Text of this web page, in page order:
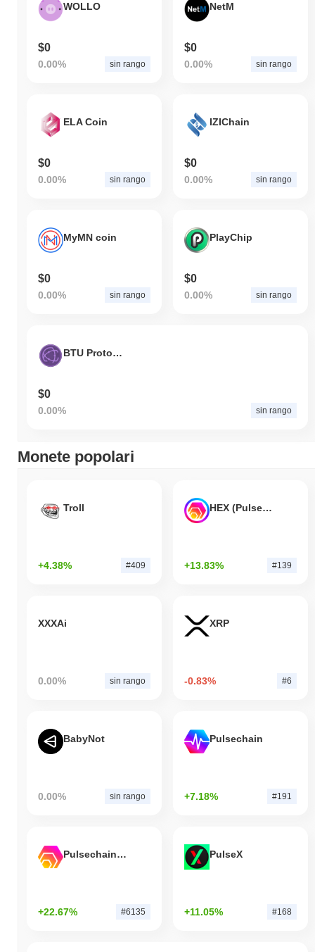
WOLLO
$0
0.00% sin rango
NetM
$0
0.00% sin rango
ELA Coin
$0
0.00% sin rango
IZIChain
$0
0.00% sin rango
MyMN coin
$0
0.00% sin rango
PlayChip
$0
0.00% sin rango
BTU Protocol
$0
0.00% sin rango
Monete popolari
Troll
+4.38% #409
HEX (Pulsechain)
+13.83% #139
XXXAi
0.00% sin rango
XRP
-0.83% #6
BabyNot
0.00% sin rango
Pulsechain
+7.18% #191
Pulsechain Bridged HEX (Pulsechain)
+22.67% #6135
PulseX
+11.05% #168